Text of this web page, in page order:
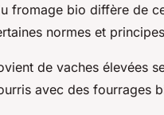
fromage bio diffère de
normes et
de vaches élevées
avec des fourrages